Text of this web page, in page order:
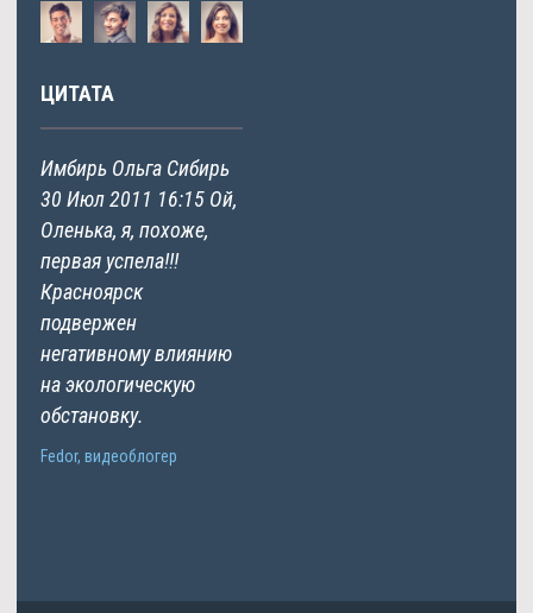
ЦИТАТА
Имбирь Ольга Сибирь
30 Июл 2011 16:15 Ой,
Оленька, я, похоже,
первая успела!!!
Красноярск
подвержен
негативному влиянию
на экологическую
обстановку.
Fedor, видеоблогер